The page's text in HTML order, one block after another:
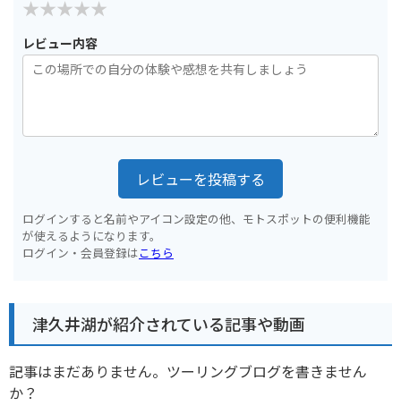
レビュー内容
レビューを投稿する
ログインすると名前やアイコン設定の他、モトスポットの便利機能
が使えるようになります。
ログイン・会員登録はこちら
津久井湖が紹介されている記事や動画
記事はまだありません。ツーリングブログを書きません
か？